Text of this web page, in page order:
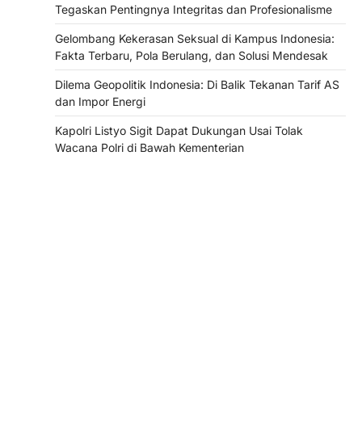
Tegaskan Pentingnya Integritas dan Profesionalisme
Gelombang Kekerasan Seksual di Kampus Indonesia:
Fakta Terbaru, Pola Berulang, dan Solusi Mendesak
Dilema Geopolitik Indonesia: Di Balik Tekanan Tarif AS
dan Impor Energi
Kapolri Listyo Sigit Dapat Dukungan Usai Tolak
Wacana Polri di Bawah Kementerian